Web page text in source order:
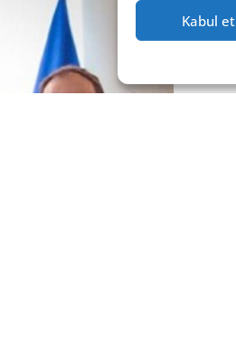
Kabul et